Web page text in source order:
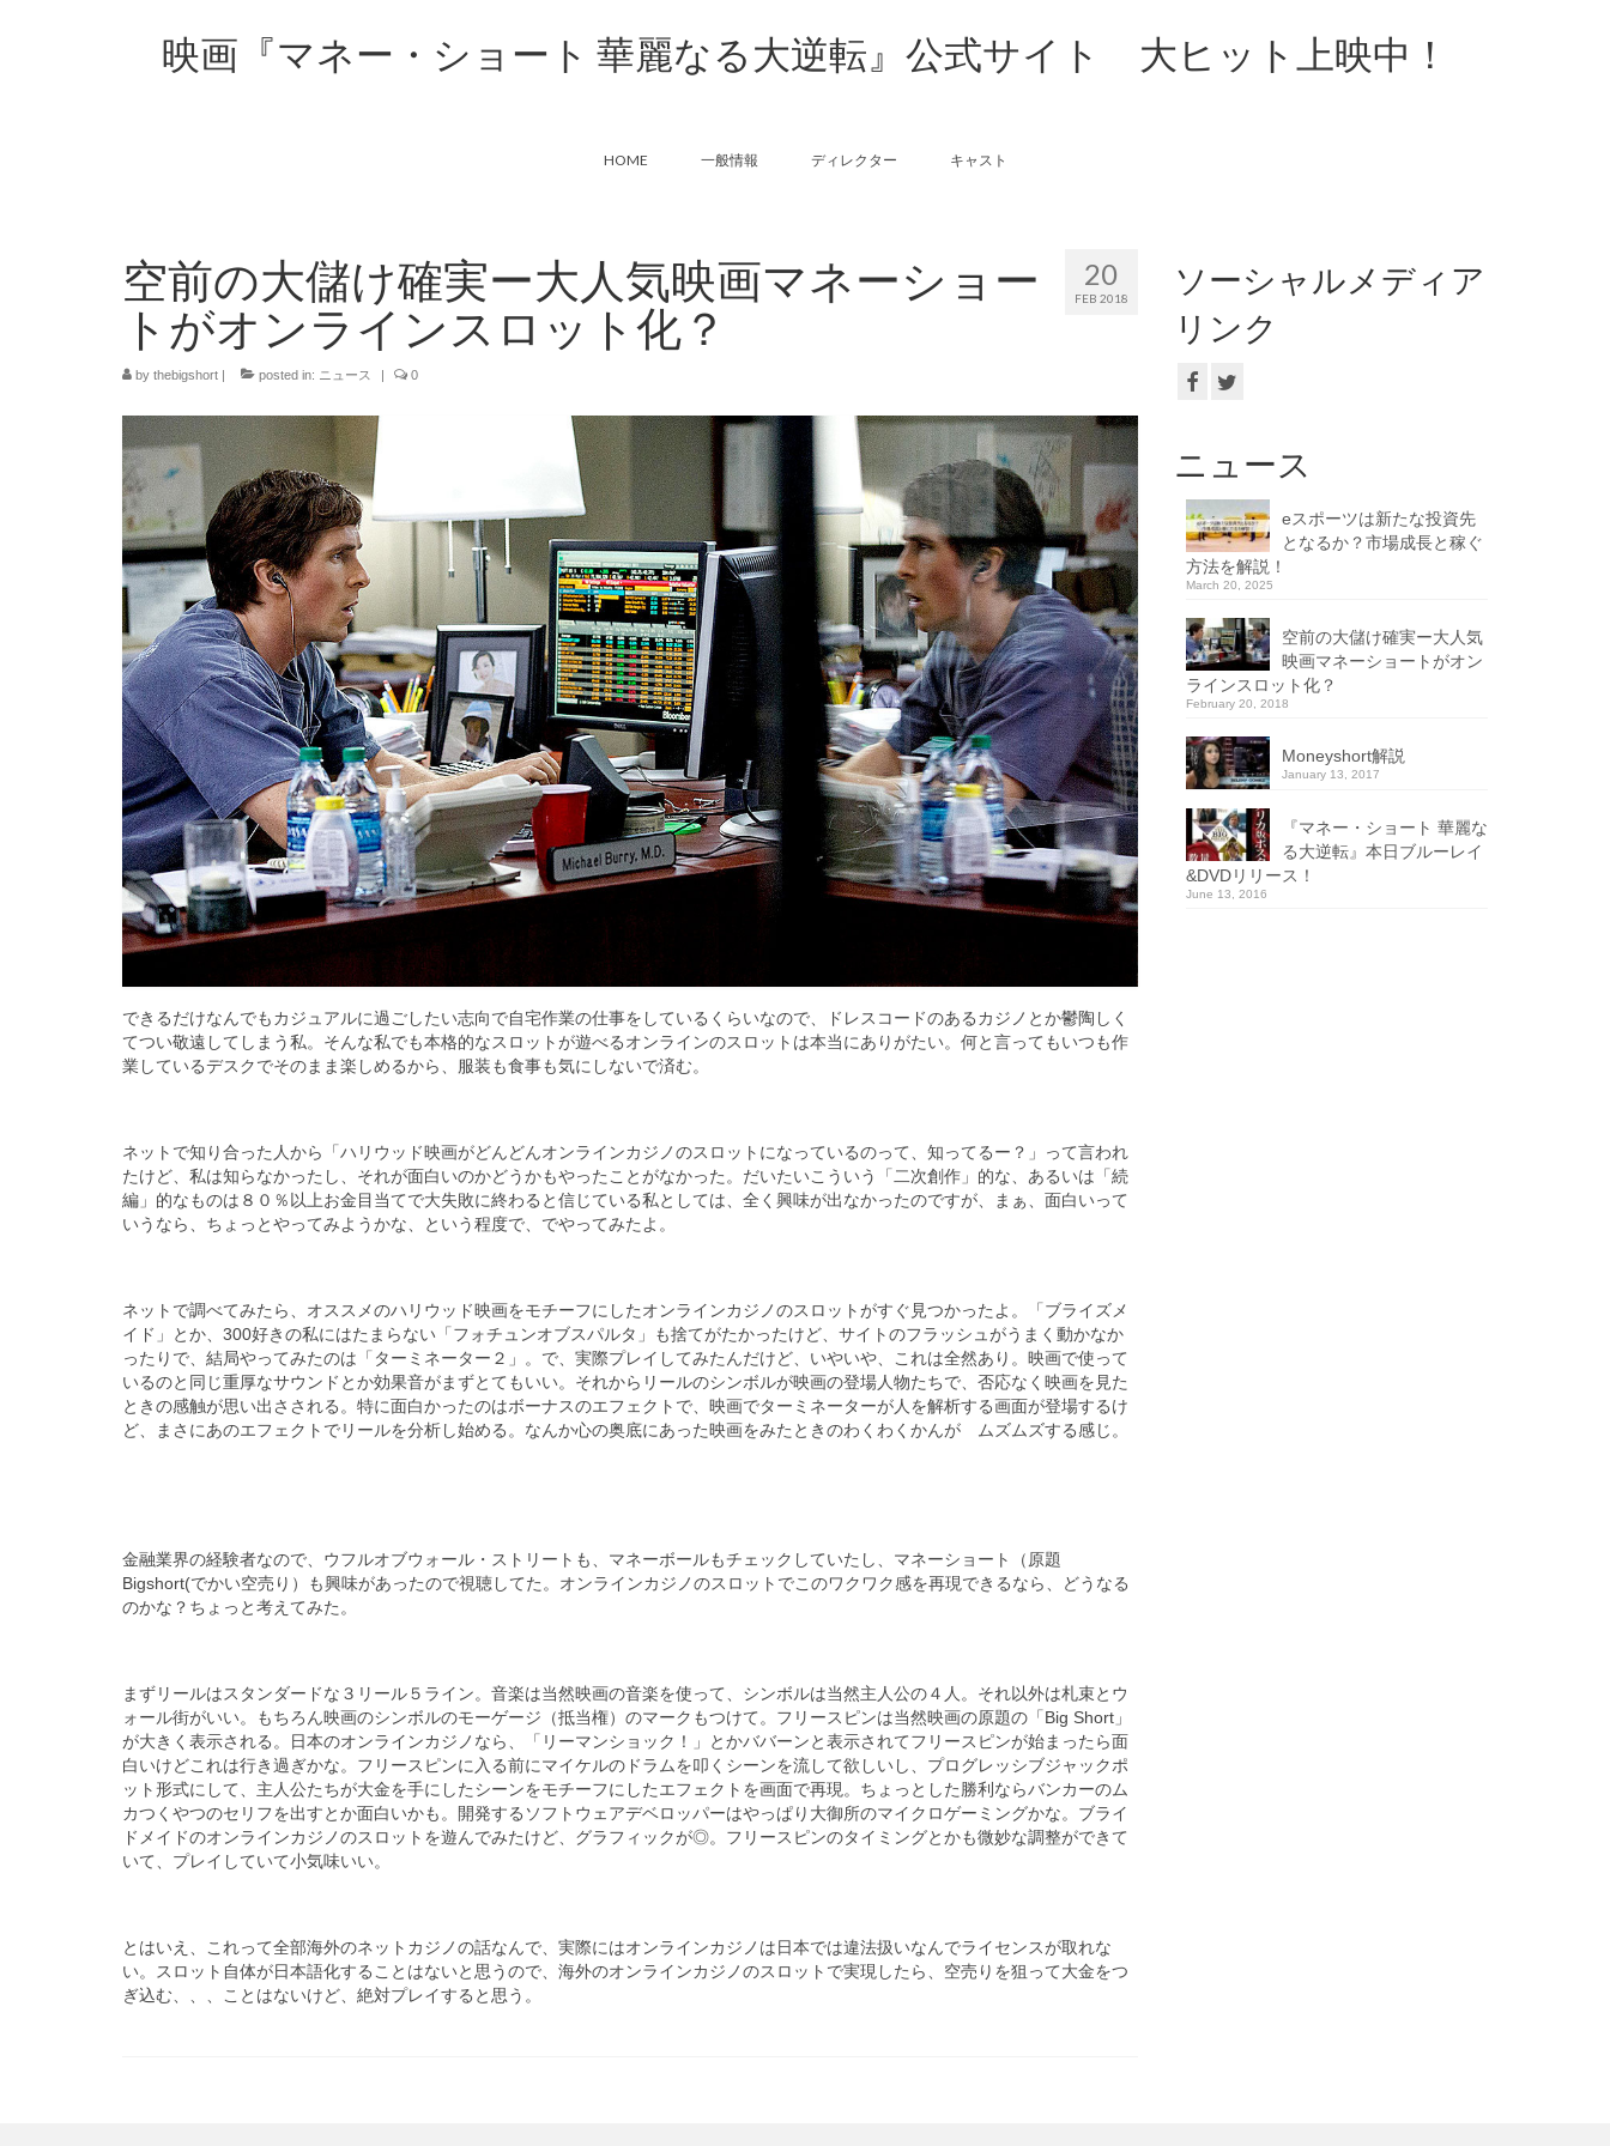
映画『マネー・ショート 華麗なる大逆転』公式サイト 大ヒット上映中！
HOME 一般情報 ディレクター キャスト
20
FEB 2018
空前の大儲け確実ー大人気映画マネーショー
トがオンラインスロット化？
by thebigshort | posted in: ニュース | 0
できるだけなんでもカジュアルに過ごしたい志向で自宅作業の仕事をしているくらいなので、ドレスコードのあるカジノとか鬱陶しく
てつい敬遠してしまう私。そんな私でも本格的なスロットが遊べるオンラインのスロットは本当にありがたい。何と言ってもいつも作
業しているデスクでそのまま楽しめるから、服装も食事も気にしないで済む。
ネットで知り合った人から「ハリウッド映画がどんどんオンラインカジノのスロットになっているのって、知ってるー？」って言われ
たけど、私は知らなかったし、それが面白いのかどうかもやったことがなかった。だいたいこういう「二次創作」的な、あるいは「続
編」的なものは８０％以上お金目当てで大失敗に終わると信じている私としては、全く興味が出なかったのですが、まぁ、面白いって
いうなら、ちょっとやってみようかな、という程度で、でやってみたよ。
ネットで調べてみたら、オススメのハリウッド映画をモチーフにしたオンラインカジノのスロットがすぐ見つかったよ。「ブライズメ
イド」とか、300好きの私にはたまらない「フォチュンオブスパルタ」も捨てがたかったけど、サイトのフラッシュがうまく動かなか
ったりで、結局やってみたのは「ターミネーター２」。で、実際プレイしてみたんだけど、いやいや、これは全然あり。映画で使って
いるのと同じ重厚なサウンドとか効果音がまずとてもいい。それからリールのシンボルが映画の登場人物たちで、否応なく映画を見た
ときの感触が思い出さされる。特に面白かったのはボーナスのエフェクトで、映画でターミネーターが人を解析する画面が登場するけ
ど、まさにあのエフェクトでリールを分析し始める。なんか心の奥底にあった映画をみたときのわくわくかんが ムズムズする感じ。
金融業界の経験者なので、ウフルオブウォール・ストリートも、マネーボールもチェックしていたし、マネーショート（原題
Bigshort(でかい空売り）も興味があったので視聴してた。オンラインカジノのスロットでこのワクワク感を再現できるなら、どうなる
のかな？ちょっと考えてみた。
まずリールはスタンダードな３リール５ライン。音楽は当然映画の音楽を使って、シンボルは当然主人公の４人。それ以外は札束とウ
ォール街がいい。もちろん映画のシンボルのモーゲージ（抵当権）のマークもつけて。フリースピンは当然映画の原題の「Big Short」
が大きく表示される。日本のオンラインカジノなら、「リーマンショック！」とかババーンと表示されてフリースピンが始まったら面
白いけどこれは行き過ぎかな。フリースピンに入る前にマイケルのドラムを叩くシーンを流して欲しいし、プログレッシブジャックポ
ット形式にして、主人公たちが大金を手にしたシーンをモチーフにしたエフェクトを画面で再現。ちょっとした勝利ならバンカーのム
カつくやつのセリフを出すとか面白いかも。開発するソフトウェアデベロッパーはやっぱり大御所のマイクロゲーミングかな。ブライ
ドメイドのオンラインカジノのスロットを遊んでみたけど、グラフィックが◎。フリースピンのタイミングとかも微妙な調整ができて
いて、プレイしていて小気味いい。
とはいえ、これって全部海外のネットカジノの話なんで、実際にはオンラインカジノは日本では違法扱いなんでライセンスが取れな
い。スロット自体が日本語化することはないと思うので、海外のオンラインカジノのスロットで実現したら、空売りを狙って大金をつ
ぎ込む、、、ことはないけど、絶対プレイすると思う。
ソーシャルメディア
リンク
ニュース
eスポーツは新たな投資先
となるか？市場成長と稼ぐ
方法を解説！
March 20, 2025
空前の大儲け確実ー大人気
映画マネーショートがオン
ラインスロット化？
February 20, 2018
Moneyshort解説
January 13, 2017
『マネー・ショート 華麗な
る大逆転』本日ブルーレイ
&DVDリリース！
June 13, 2016